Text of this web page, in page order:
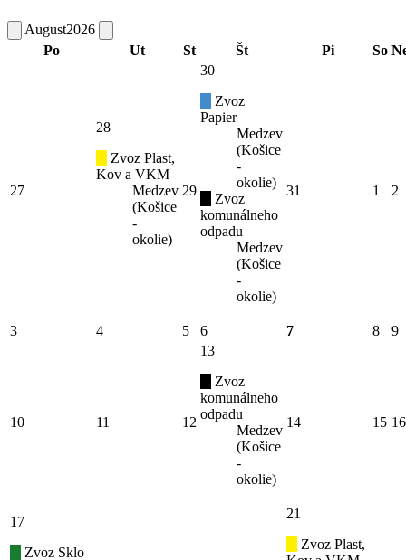
August2026
Po
Ut St Št Pi So
27
28
Zvoz Plast,
Kov a VKM
Medzev
(Košice
-
okolie)
29
30
Zvoz
Papier
Medzev
(Košice
-
okolie)
Zvoz
komunálneho
odpadu
Medzev
(Košice
-
okolie)
31 1 2
3 4 5 6 7 8 9
10 11 12
13
Zvoz
komunálneho
odpadu
Medzev
(Košice
-
okolie)
14 15 16
17
Zvoz Sklo
21
Zvoz Plast,